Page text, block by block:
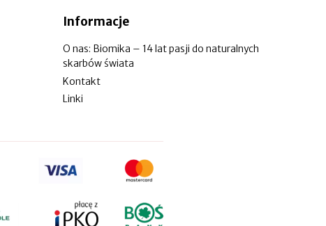
Informacje
O nas: Biomika – 14 lat pasji do naturalnych
skarbów świata
Kontakt
Linki